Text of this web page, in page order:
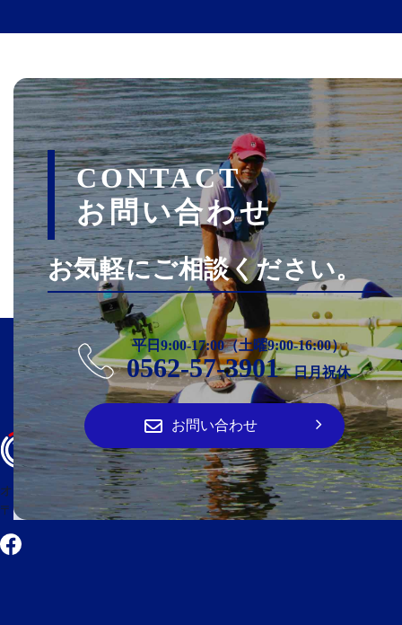
CONTACT
お問い合わせ
お気軽にご相談ください。
平日9:00-17:00（土曜9:00-16:00）
0562-57-3901日月祝休
お問い合わせ
オーパ・クラフト
〒474-0023 愛知県大府市大東町2丁目100番地